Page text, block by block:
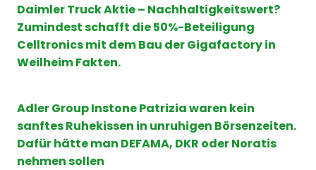
Daimler Truck Aktie – Nachhaltigkeitswert?
Zumindest schafft die 50%-Beteiligung
Celltronics mit dem Bau der Gigafactory in
Weilheim Fakten.
Adler Group Instone Patrizia waren kein
sanftes Ruhekissen in unruhigen Börsenzeiten.
Dafür hätte man DEFAMA, DKR oder Noratis
nehmen sollen